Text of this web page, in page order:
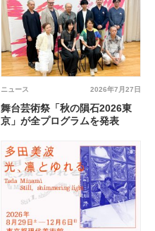
2026年7月27日
ニュース
舞台芸術祭「秋の隕石2026東
京」が全プログラムを発表